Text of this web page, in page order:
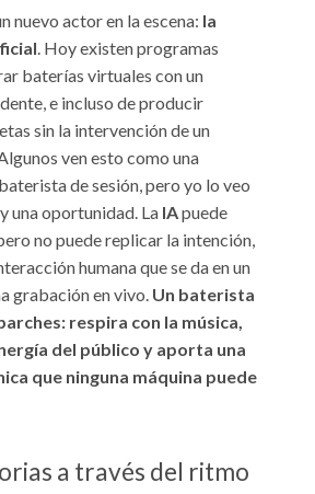
nuevo actor en la escena: la
. Hoy existen programas
baterías virtuales con un
e incluso de producir
sin la intervención de un
ven esto como una
de sesión, pero yo lo veo
una oportunidad. La IApuede
no puede replicar la intención,
humana que se da en un
grabación en vivo. Un baterista
respira con la música,
del público y aporta una
que ninguna máquina puede
a través del ritmo